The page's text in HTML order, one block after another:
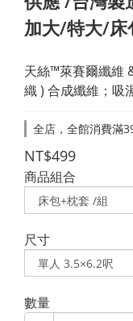
加大/特大/
天絲™萊賽爾纖維
織 ) 合成纖維；吸
全店，全館消費滿
NT$499
商品組合
尺寸
數量